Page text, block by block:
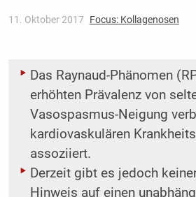
11. Oktober 2017 Focus: Kollagenosen
Das Raynaud-Phänomen
erhöhten Prävalenz von
Vasospasmus-Neigung
kardiovaskulären
assoziiert.
Derzeit gibt es jedoch
Hinweis auf einen